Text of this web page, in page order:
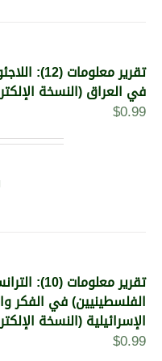
تقرير
في العراق (النسخة
$0.99
تقرير معلومات
الفلسطينيين) في الفكر
الإسرائيلية (النسخة
$0.99